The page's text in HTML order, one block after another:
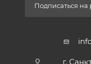
Подписаться на
г.